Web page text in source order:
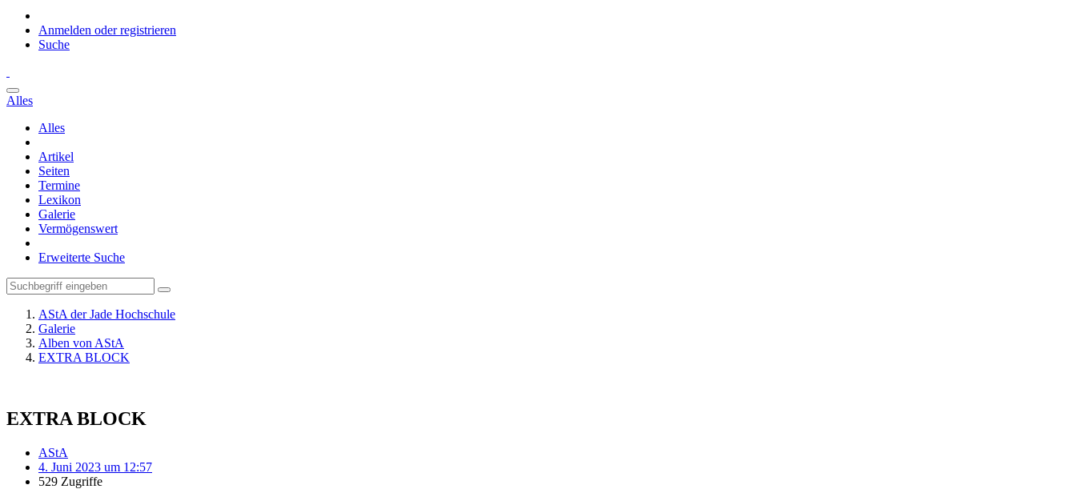
Anmelden oder registrieren
Suche
Alles
Alles
Artikel
Seiten
Termine
Lexikon
Galerie
Vermögenswert
Erweiterte Suche
AStA der Jade Hochschule
Galerie
Alben von AStA
EXTRA BLOCK
EXTRA BLOCK
AStA
4. Juni 2023 um 12:57
529 Zugriffe